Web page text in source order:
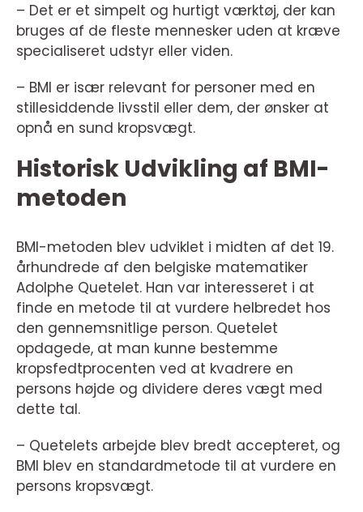
– Det er et simpelt og hurtigt værktøj, der kan
bruges af de fleste mennesker uden at kræve
specialiseret udstyr eller viden.
– BMI er især relevant for personer med en
stillesiddende livsstil eller dem, der ønsker at
opnå en sund kropsvægt.
Historisk Udvikling af BMI-
metoden
BMI-metoden blev udviklet i midten af det 19.
århundrede af den belgiske matematiker
Adolphe Quetelet. Han var interesseret i at
finde en metode til at vurdere helbredet hos
den gennemsnitlige person. Quetelet
opdagede, at man kunne bestemme
kropsfedtprocenten ved at kvadrere en
persons højde og dividere deres vægt med
dette tal.
– Quetelets arbejde blev bredt accepteret, og
BMI blev en standardmetode til at vurdere en
persons kropsvægt.